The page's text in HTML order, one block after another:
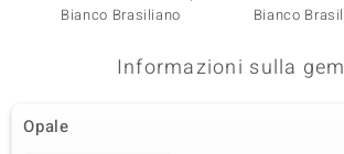
Bianco Brasiliano
Bianco
Informazioni sulla
Opale